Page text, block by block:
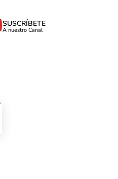
SUSCRÍBETE
A nuestro Canal